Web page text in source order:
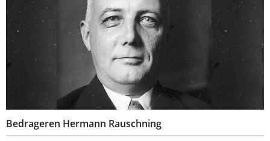
Bedrageren Hermann Rauschning